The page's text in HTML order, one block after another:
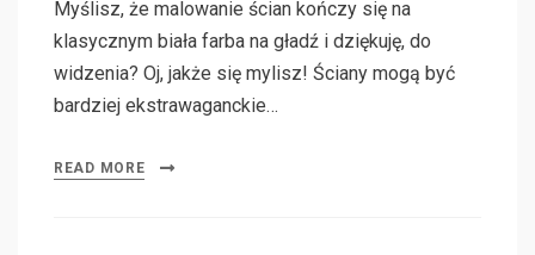
Myślisz, że malowanie ścian kończy się na
klasycznym biała farba na gładź i dziękuję, do
widzenia? Oj, jakże się mylisz! Ściany mogą być
bardziej ekstrawaganckie…
READ MORE